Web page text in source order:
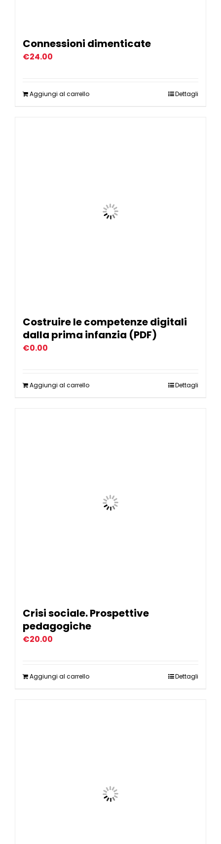
Connessioni dimenticate
€24.00
Aggiungi al carrello Dettagli
Costruire le competenze digitali
dalla prima infanzia (PDF)
€0.00
Aggiungi al carrello Dettagli
Crisi sociale. Prospettive
pedagogiche
€20.00
Aggiungi al carrello Dettagli